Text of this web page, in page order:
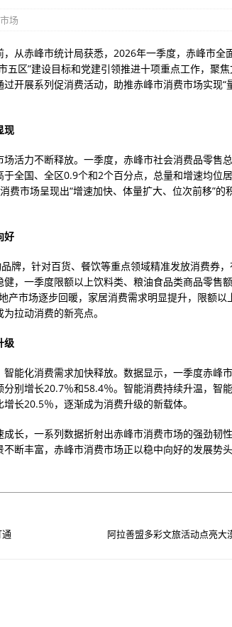
市场
从赤峰市统计局获悉，2026年一季度，赤峰市全
五区”建设目标和党建引领推进十项重点工作，聚
开展系列促消费活动，助推赤峰市消费市场实现“
现
活力不断释放。一季度，赤峰市社会消费品零售
全国、全区0.9个和2个百分点，总量和增速均位
费市场呈现出“增速加快、体量扩大、位次前移”的
好
牌，针对百货、餐饮等重点领域精准发放消费券
，一季度限额以上饮料类、粮油食品类商品零售
产市场逐步回暖，家居消费需求明显提升，限额以
拉动消费的新亮点。
级
能化消费需求加快释放。数据显示，一季度赤峰
别增长20.7％和58.4％。智能消费持续升温，智
长20.5％，逐渐成为消费升级的新载体。
长，一系列数据折射出赤峰市消费市场的强劲韧性
断丰富，赤峰市消费市场正以稳中向好的发展势
阿拉善盟多彩文旅活动点亮大